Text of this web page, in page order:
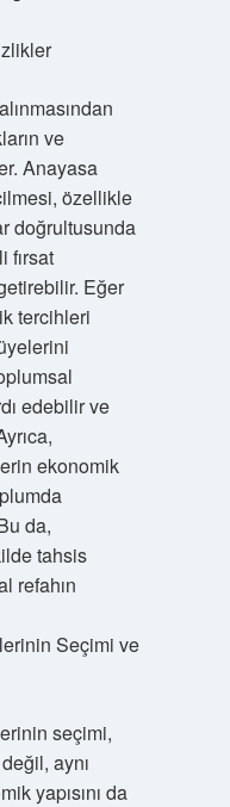
ve
Anayasa
özellikle
doğrultusunda
fırsat
Eğer
tercihleri
edebilir ve
ekonomik
da,
tahsis
refahın
Seçimi ve
seçimi,
aynı
yapısını da